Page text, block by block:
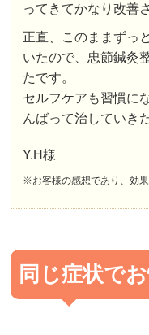
ってきてかなり改善
正直、このままずっ
いたので、忠節鍼灸
たです。
セルフケアも習慣に
んばって治していき
Y.H様
※お客様の感想であり、効
同じ症状で